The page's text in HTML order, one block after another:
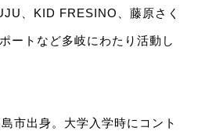
、KID FRESINO、藤原さく
ートなど多岐にわたり活動し
市出身。大学入学時にコント